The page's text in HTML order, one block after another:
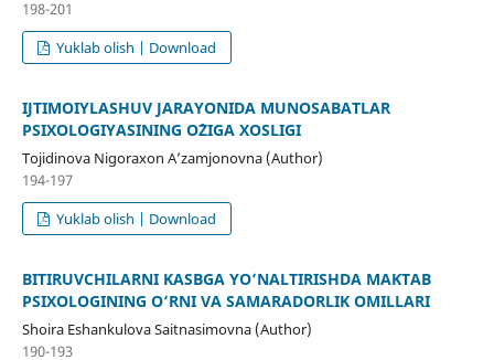
198-201
Yuklab olish | Download
IJTIMOIYLASHUV JARAYONIDA MUNOSABATLAR
PSIXOLOGIYASINING O`ZIGA XOSLIGI
Tojidinova Nigoraxon A’zamjonovna (Author)
194-197
Yuklab olish | Download
BITIRUVCHILARNI KASBGA YO‘NALTIRISHDA MAKTAB
PSIXOLOGINING O‘RNI VA SAMARADORLIK OMILLARI
Shoira Eshankulova Saitnasimovna (Author)
190-193